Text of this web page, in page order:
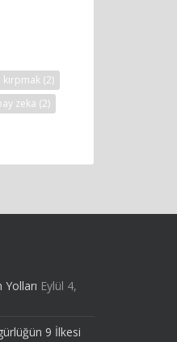
(2)
zeka (2)
Eylül 4,
9 İlkesi